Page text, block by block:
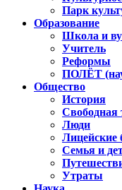
Парк
Образование
Школа и
Учитель
Реформы
ПОЛЁТ
Общество
История
Свободная
Люди
Лицейские
Семья и
Утраты